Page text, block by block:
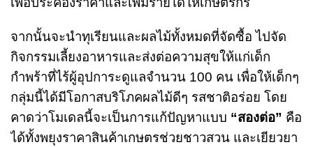
จากนั้นจะนำทุเรียนและผลไม้ทั้งหมดที่จัดซื้อ ไปจัด
กิจกรรมเลี้ยงอาหารและส่งต่อความสุขให้แก่เด็ก
กำพร้าที่ไร้ผู้อุปการะดูแลจำนวน 100 คน เพื่อให้เด็กๆ
กลุ่มนี้ได้มีโอกาสบริโภคผลไม้ดีๆ รสชาติอร่อย โดย
คาดว่าโมเดลนี้จะเป็นการแก้ปัญหาแบบ “สองต่อ” คือ
ได้ทั้งพยุงราคาสินค้าเกษตรช่วยชาวสวน และเยียวยา